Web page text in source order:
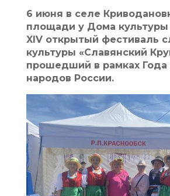
6 июня в селе
площади у Дома культуры
XIV открытый фестиваль
культуры «Славянский
прошедший в рамках Года
народов России.